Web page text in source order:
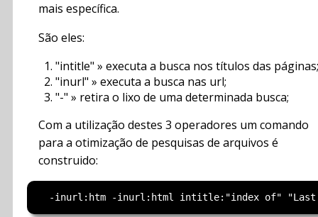
mais específica.
São eles:
"intitle" » executa a busca nos títulos das páginas;
"inurl" » executa a busca nas url;
"-" » retira o lixo de uma determinada busca;
Com a utilização destes 3 operadores um comando
para a otimização de pesquisas de arquivos é
construido: